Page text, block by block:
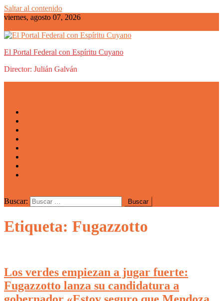
Saltar al contenido
viernes, agosto 07, 2026
El Portal Federal con Espíritu Cuyano
Director: Julián Galván
Buscar:
Etiqueta: Fugazzotto
Los verdes empiezan a jugar fuerte:
Fugazzotto lanza su candidatura a